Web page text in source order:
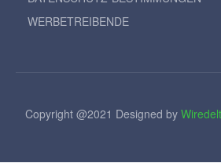
WERBETREIBENDE
Copyright @2021 Designed by